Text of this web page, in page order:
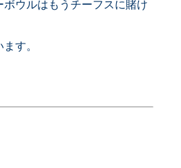
ウルはもうチーフスに賭け
す。